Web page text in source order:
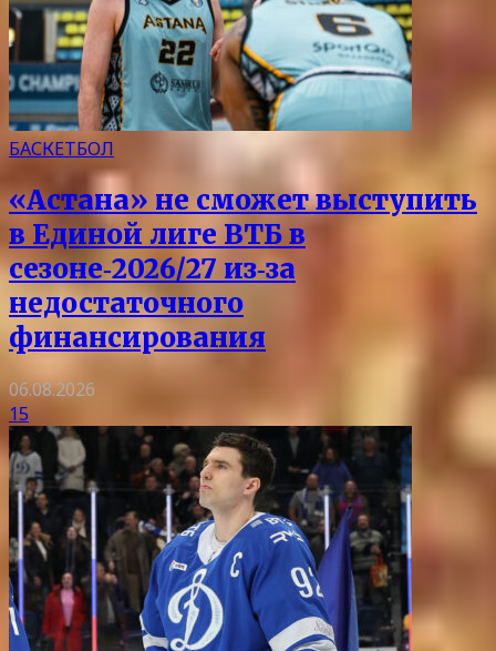
БАСКЕТБОЛ
«Астана» не сможет выступить
в Единой лиге ВТБ в
сезоне‑2026/27 из‑за
недостаточного
финансирования
06.08.2026
15